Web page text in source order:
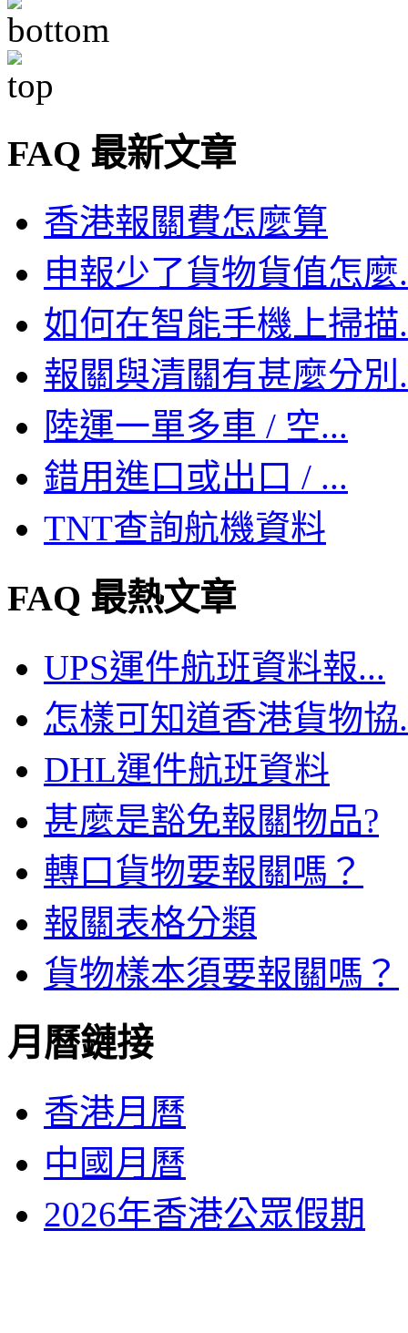
FAQ 最新文章
香港報關費怎麼算
申報少了貨物貨值怎麼
如何在智能手機上掃描
報關與清關有甚麼分別
陸運一單多車 / 空...
錯用進口或出口 / ...
TNT查詢航機資料
FAQ 最熱文章
UPS運件航班資料報...
怎樣可知道香港貨物協
DHL運件航班資料
甚麼是豁免報關物品?
轉口貨物要報關嗎？
報關表格分類
貨物樣本須要報關嗎？
月曆鏈接
香港月曆
中國月曆
2026年香港公眾假期